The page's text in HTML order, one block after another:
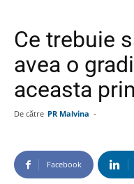
Ce trebuie
avea o
aceasta
De către PR Malvina -
Facebook